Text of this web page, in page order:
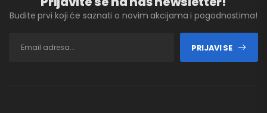
Budite prvi koji će saznati o novim akcijama i pogodnostima!
PRIJAVI SE